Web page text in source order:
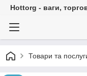
Hottorg - ваги,
Товари та